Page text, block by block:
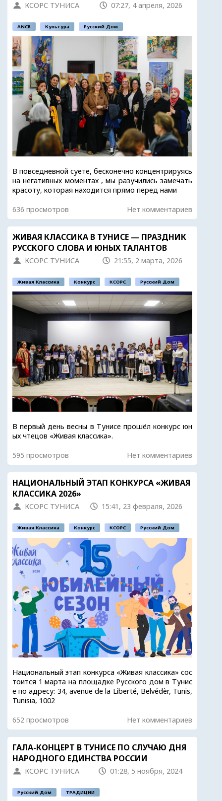
КСОРС ТУНИСА 07:27, 4 апреля, 2026
ANCR Культура Русский Дом
В повседневной суете, бесконечно концентрируясь
на негативных моментах , мы разучились замечать
красоту, которая находится прямо перед нами
636 просмотров Нет комментариев
ЖИВАЯ КЛАССИКА В ТУНИСЕ — ПРАЗДНИК
РУССКОГО СЛОВА И ЮНЫХ ТАЛАНТОВ
КСОРС ТУНИСА 21:55, 2 марта, 2026
Живая Классика Конкурс КСОРС Русский Дом
В первый день весны в Тунисе прошёл конкурс юн
ых чтецов «Живая классика».
595 просмотров Нет комментариев
НАЦИОНАЛЬНЫЙ ЭТАП КОНКУРСА «ЖИВАЯ
КЛАССИКА 2026»
КСОРС ТУНИСА 15:41, 23 февраля, 2026
Живая Классика Конкурс КСОРС Русский Дом
Национальный этап конкурса «Живая классика» сос
тоится 1 марта на площадке Русского дом в Тунис
е по адресу: 34, avenue de la Liberté, Belvédèr, Tunis,
Tunisia, 1002
652 просмотров Нет комментариев
ГАЛА-КОНЦЕРТ В ТУНИСЕ ПО СЛУЧАЮ ДНЯ
НАРОДНОГО ЕДИНСТВА РОССИИ
КСОРС ТУНИСА 01:28, 5 ноября, 2024
Русский Дом ТРАДИЦИИ